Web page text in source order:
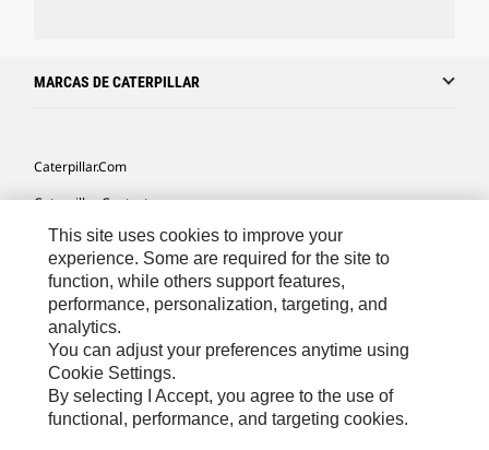
MARCAS DE CATERPILLAR
Caterpillar.com
Caterpillar Contacto
Mis Preferencias De Marketing
Site Map
Cookie Settings
Legal
Privacy
This site uses cookies to improve your
experience. Some are required for the site to
function, while others support features,
performance, personalization, targeting, and
analytics.
You can adjust your preferences anytime using
Cookie Settings.
By selecting I Accept, you agree to the use of
functional, performance, and targeting cookies.